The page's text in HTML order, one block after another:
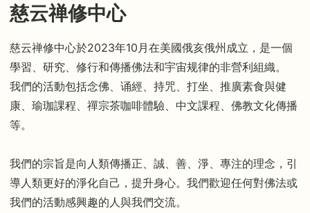
慈云禅修中心
慈云禅修中心於2023年10月在美國俄亥俄州成立，是一個
學習、研究、修行和傳播佛法和宇宙规律的非營利組織。
我們的活動包括念佛、诵經、持咒、打坐、推廣素食與健
康、瑜珈課程、禪宗茶咖啡體驗、中文課程、佛教文化傳播
等。
我們的宗旨是向人類傳播正、誠、善、淨、專注的理念，引
導人類更好的淨化自己，提升身心。我們歡迎任何對佛法或
我們的活動感興趣的人與我們交流。